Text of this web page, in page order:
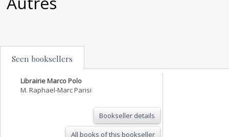
Seen booksellers
Librairie Marco Polo
M. Raphael-Marc Parisi
Bookseller details
All books of this bookseller